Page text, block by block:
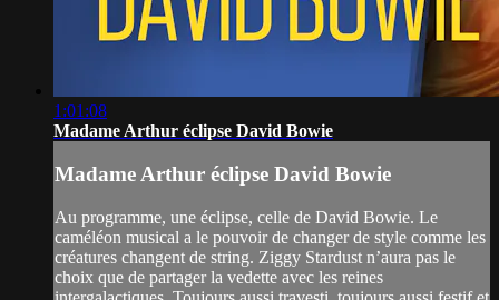
1:01:08
Madame Arthur éclipse David Bowie
Madame Arthur éclipse David Bowie
Au programme, une éclipse, celle de David Bowie. Le
caméléon musical a le pouvoir de changer de style comme les
créatures changent de string. Ziggy Stardust n’aura pas le
choix que de partager la vedette avec les reines